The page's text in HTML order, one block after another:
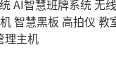
AI智慧班牌系统无
智慧黑板 高拍仪 教
理主机